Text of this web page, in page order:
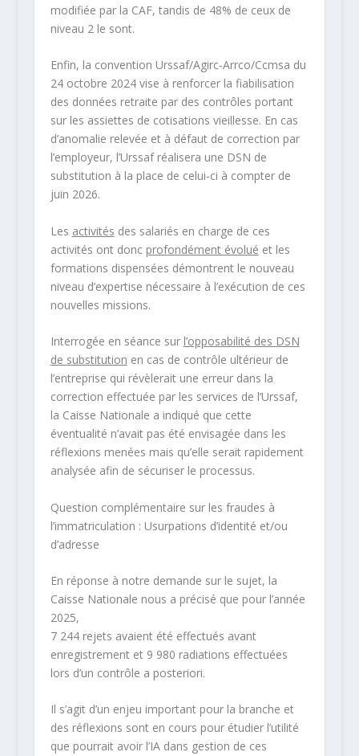
modifiée par la CAF, tandis de 48% de ceux de
niveau 2 le sont.
Enfin, la convention Urssaf/Agirc-Arrco/Ccmsa du
24 octobre 2024 vise à renforcer la fiabilisation
des données retraite par des contrôles portant
sur les assiettes de cotisations vieillesse. En cas
d’anomalie relevée et à défaut de correction par
l’employeur, l’Urssaf réalisera une DSN de
substitution à la place de celui-ci à compter de
juin 2026.
Les activités des salariés en charge de ces
activités ont donc profondément évolué et les
formations dispensées démontrent le nouveau
niveau d’expertise nécessaire à l’exécution de ces
nouvelles missions.
Interrogée en séance sur l’opposabilité des DSN
de substitution en cas de contrôle ultérieur de
l’entreprise qui révèlerait une erreur dans la
correction effectuée par les services de l’Urssaf,
la Caisse Nationale a indiqué que cette
éventualité n’avait pas été envisagée dans les
réflexions menées mais qu’elle serait rapidement
analysée afin de sécuriser le processus.
Question complémentaire sur les fraudes à
l’immatriculation : Usurpations d’identité et/ou
d’adresse
En réponse à notre demande sur le sujet, la
Caisse Nationale nous a précisé que pour l’année
2025,
7 244 rejets avaient été effectués avant
enregistrement et 9 980 radiations effectuées
lors d’un contrôle a posteriori.
Il s’agit d’un enjeu important pour la branche et
des réflexions sont en cours pour étudier l’utilité
que pourrait avoir l’IA dans gestion de ces